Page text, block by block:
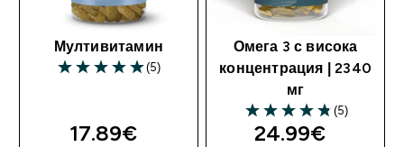
Мултивитамин
5 out of 5 stars
(5)
17.89€‎
Омега 3 с висока
концентрация | 2340
мг
4.8 out of 5 stars
(5)
24.99€‎